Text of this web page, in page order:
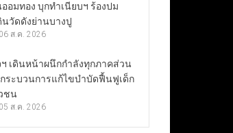
อมทอง บุกทำเนียบฯ ร้องปม
วัดดังย่านบางปู
06 ส.ค. 2026
เดินหน้าผนึกกำลังทุกภาคส่วน
ระบวนการแก้ไขบำบัดฟื้นฟูเด็ก
ชน
05 ส.ค. 2026